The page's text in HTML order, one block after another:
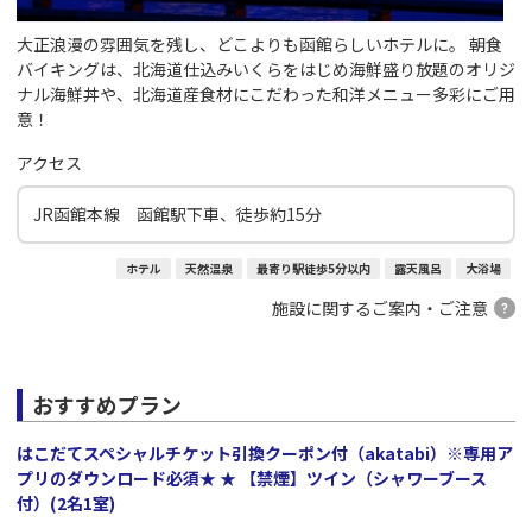
大正浪漫の雰囲気を残し、どこよりも函館らしいホテルに。 朝食
バイキングは、北海道仕込みいくらをはじめ海鮮盛り放題のオリジ
ナル海鮮丼や、北海道産食材にこだわった和洋メニュー多彩にご用
意！
アクセス
JR函館本線 函館駅下車、徒歩約15分
ホテル 天然温泉 最寄り駅徒歩5分以内 露天風呂 大浴場
施設に関するご案内・ご注意
おすすめプラン
はこだてスペシャルチケット引換クーポン付（akatabi）※専用ア
プリのダウンロード必須★ ★ 【禁煙】ツイン（シャワーブース
付）(2名1室)